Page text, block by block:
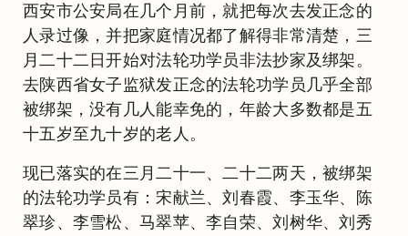
西安市公安局在几个月前，就把每次去发正念的
人录过像，并把家庭情况都了解得非常清楚，三
月二十二日开始对法轮功学员非法抄家及绑架。
去陕西省女子监狱发正念的法轮功学员几乎全部
被绑架，没有几人能幸免的，年龄大多数都是五
十五岁至九十岁的老人。
现已落实的在三月二十一、二十二两天，被绑架
的法轮功学员有：宋献兰、刘春霞、李玉华、陈
翠珍、李雪松、马翠苹、李自荣、刘树华、刘秀